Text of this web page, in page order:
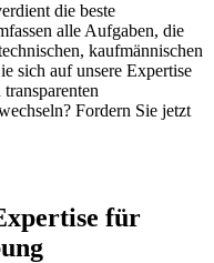
die beste
alle Aufgaben, die
kaufmännischen
sich auf unsere Expertise
Fordern Sie jetzt
für